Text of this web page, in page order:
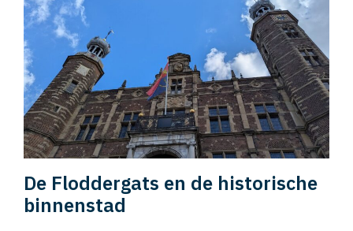
De Floddergats en de historische
binnenstad